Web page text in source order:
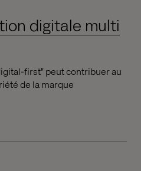
digitale multi
first" peut contribuer au
de la marque